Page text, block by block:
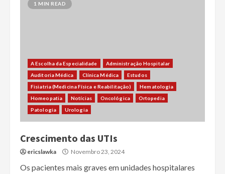
1 MIN READ
A Escolha da Especialidade
Administração Hospitalar
Auditoria Médica
Clínica Médica
Estudos
Fisiatria (Medicina Física e Reabilitação)
Hematologia
Homeopatia
Notícias Oncológica
Ortopedia
Patologia
Urologia
Crescimento das UTIs
ericslawka Novembro 23, 2024
Os pacientes mais graves em unidades hospitalares